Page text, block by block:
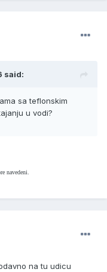
said:
sa teflonskim
u vodi?
navedeni.
na tu udicu